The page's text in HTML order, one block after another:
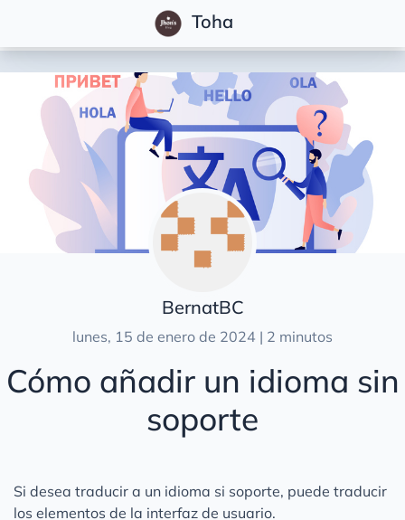
Toha
Posts
Características
Inicio Rápido
Primeros Pasos
Configuración
Escribiendo Publicaciones
Traducción
Traduciendo la página de inicio
Traduciendo Publicaciones
Enlaces de Soporte
BernatBC
lunes, 15 de enero de 2024 | 2 minutos
Cómo añadir un idioma sin
soporte
Si desea traducir a un idioma si soporte, puede traducir
los elementos de la interfaz de usuario.